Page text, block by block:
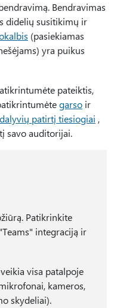
Bendravimas
didelių susitikimų ir
(pasiekiamas
yra puikus
pateiktis,
garso ir
patirtį tiesiogiai ,
savo auditorijai.
Patikrinkite
integraciją ir
visa patalpoje
kameros,
skydeliai).